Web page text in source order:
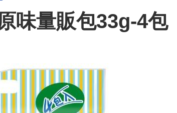
味量販包33g-4包